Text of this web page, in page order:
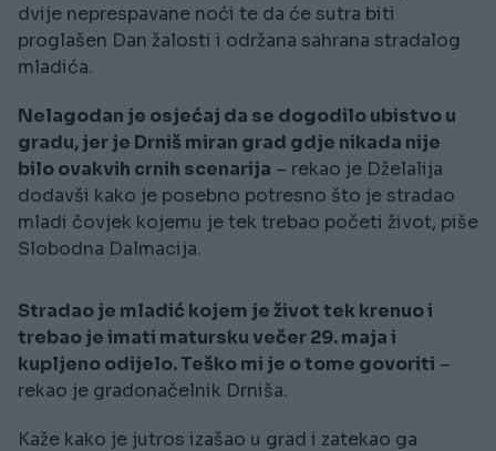
dvije neprespavane noći te da će sutra biti
proglašen Dan žalosti i održana sahrana stradalog
mladića.
Nelagodan je osjećaj da se dogodilo ubistvo u
gradu, jer je Drniš miran grad gdje nikada nije
bilo ovakvih crnih scenarija – rekao je Dželalija
dodavši kako je posebno potresno što je stradao
mladi čovjek kojemu je tek trebao početi život, piše
Slobodna Dalmacija.
Stradao je mladić kojem je život tek krenuo i
trebao je imati matursku večer 29. maja i
kupljeno odijelo. Teško mi je o tome govoriti –
rekao je gradonačelnik Drniša.
Kaže kako je jutros izašao u grad i zatekao ga